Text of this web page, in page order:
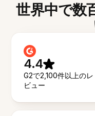
世界中で数
4.4
G2で2,100件以上のレ
ビュー